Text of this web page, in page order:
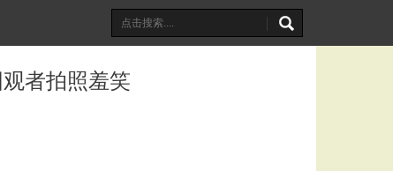
者拍照羞笑